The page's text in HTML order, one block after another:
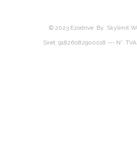
© 2023 Ezodrive By
Siret: 91826082900018 --- N°.